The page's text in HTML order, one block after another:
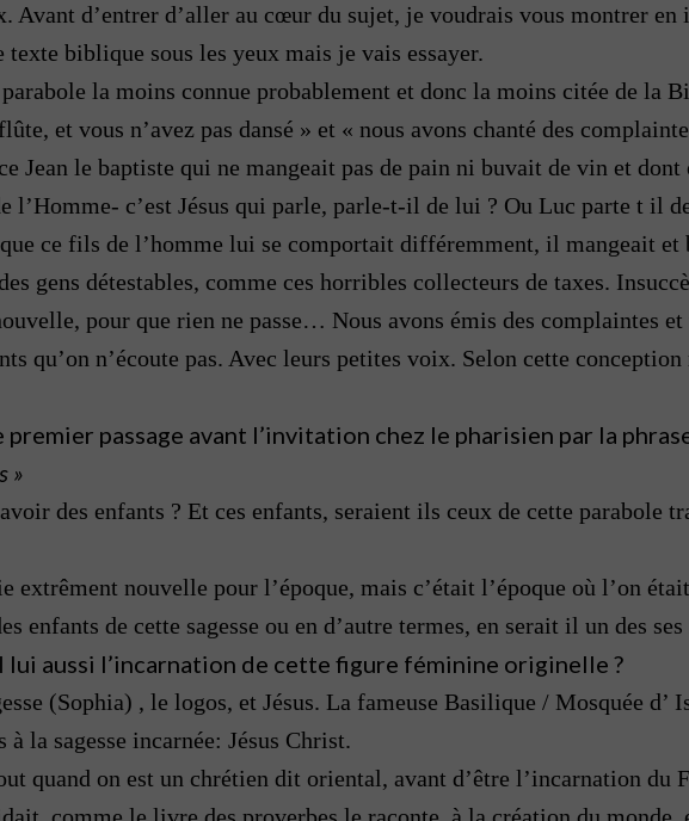
Avant d’entrer d’aller au cœur du sujet, je voudrais vous montrer
biblique sous les yeux mais je vais essayer.
la moins connue probablement et donc la moins citée de la
et vous n’avez pas dansé » et « nous avons chanté des
Jean le baptiste qui ne mangeait pas de pain ni buvait de vin et
l’Homme- c’est Jésus qui parle, parle-t-il de lui ? Ou Luc parte t il
ce fils de l’homme lui se comportait différemment, il mangeait
gens détestables, comme ces horribles collecteurs de taxes.
pour que rien ne passe… Nous avons émis des complaintes et
qu’on n’écoute pas. Avec leurs petites voix. Selon cette
passage avant l’invitation chez le pharisien par la
»
des enfants ? Et ces enfants, seraient ils ceux de cette parabole
nouvelle pour l’époque, mais c’était l’époque où l’on
enfants de cette sagesse ou en d’autre termes, en serait il un des
lui aussi l’incarnation de cette figure féminine originelle ?
(Sophia) , le logos, et Jésus. La fameuse Basilique / Mosquée d’
la sagesse incarnée: Jésus Christ.
quand on est un chrétien dit oriental, avant d’être l’incarnation du